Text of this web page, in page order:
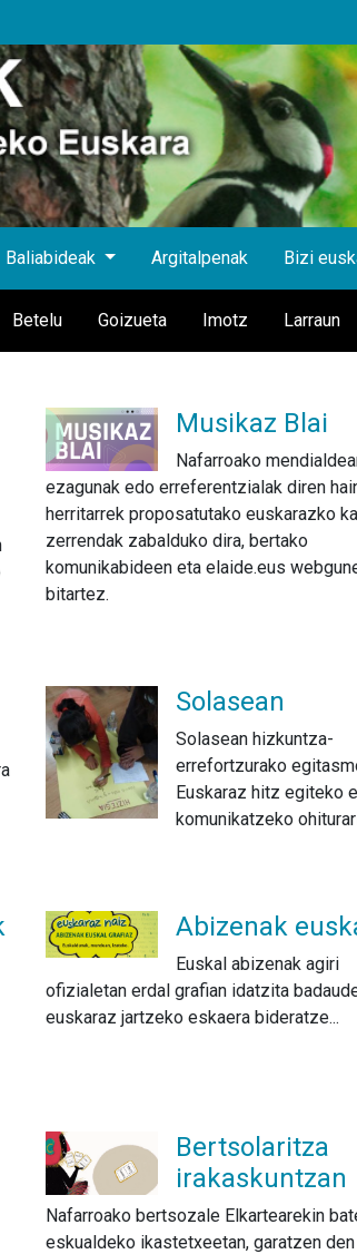
Baliabideak Argitalpenak Bizi
Betelu Goizueta Imotz Larraun
Musikaz Blai
Nafarroako
ezagunak edo erreferentzialak diren
herritarrek proposatutako euskarazko
zerrendak zabalduko dira, bertako
komunikabideen eta elaide.eus
bitartez.
Solasean
Solasean hizkuntza-
errefortzurako
Euskaraz hitz egiteko
komunikatzeko
Abizenak
Euskal abizenak agiri
ofizialetan erdal grafian idatzita
euskaraz jartzeko eskaera bideratze...
Bertsolaritza
irakaskuntzan
Nafarroako bertsozale Elkartearekin
eskualdeko ikastetxeetan, garatzen den